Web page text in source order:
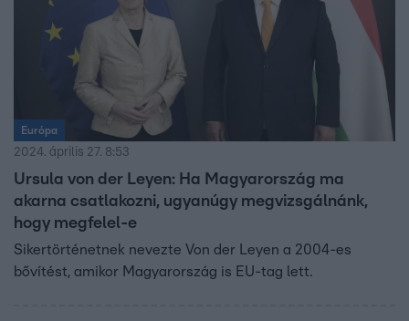
Európa
2024. április 27. 8:53
Ursula von der Leyen: Ha Magyarország ma
akarna csatlakozni, ugyanúgy megvizsgálnánk,
hogy megfelel-e
Sikertörténetnek nevezte Von der Leyen a 2004-es
bővítést, amikor Magyarország is EU-tag lett.